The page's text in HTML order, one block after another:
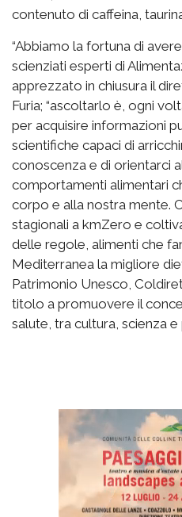
contenuto di caffeina,
“Abbiamo la fortuna di
scienziati esperti di
apprezzato in chiusura il
Furia; “ascoltarlo è, ogni
per acquisire informazioni
scientifiche capaci di
conoscenza e di orientarci
comportamenti alimentari
corpo e alla nostra mente.
stagionali a kmZero e
delle regole, alimenti che
Mediterranea la migliore
Patrimonio Unesco,
titolo a promuovere il
salute, tra cultura, scienza e